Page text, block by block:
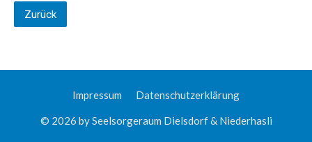
Zurück
Impressum Datenschutzerklärung
© 2026 by Seelsorgeraum Dielsdorf & Niederhasli